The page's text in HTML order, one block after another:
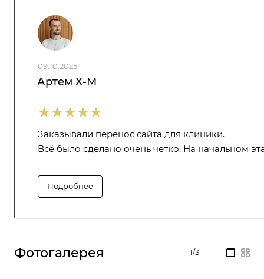
09.10.2025
Артем Х-М
Заказывали перенос сайта для клиники.
Всё было сделано очень четко. На начальном
Подробнее
Фотогалерея 1/3 —